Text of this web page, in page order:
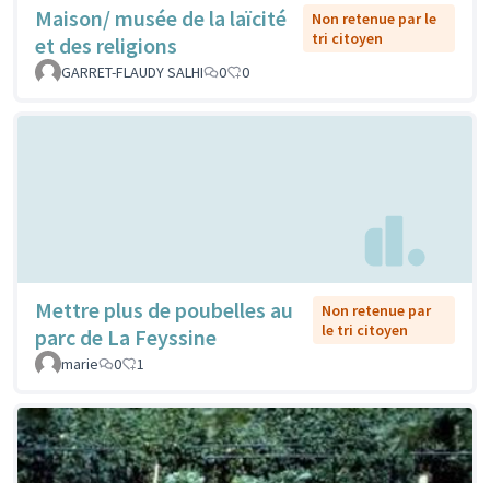
Maison/ musée de la laïcité
et des religions
Non retenue par le
tri citoyen
GARRET-FLAUDY SALHI
0 0
Mettre plus de poubelles au
parc de La Feyssine
Non retenue par
le tri citoyen
marie
0 1